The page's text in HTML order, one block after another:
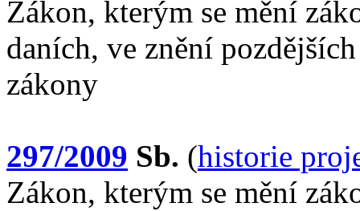
Zákon, kterým se mění
daních, ve znění
zákony
297/2009 Sb. (historie
Zákon, kterým se mění